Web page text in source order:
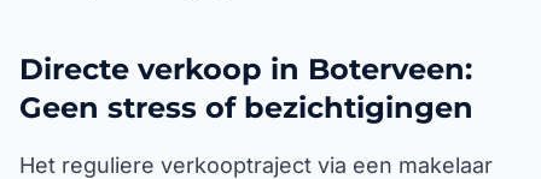
Directe verkoop in Boterveen:
Geen stress of bezichtigingen
Het reguliere verkooptraject via een makelaar